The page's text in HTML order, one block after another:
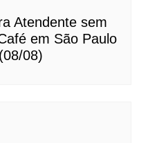
Atendente sem
em São Paulo
08)